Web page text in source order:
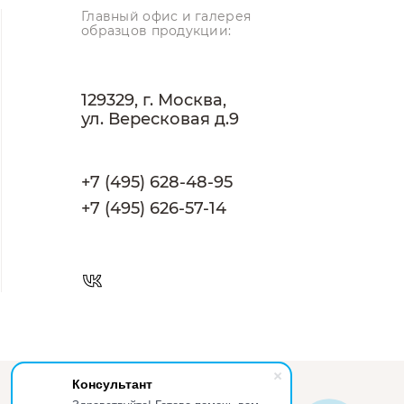
Консультант
пиленую и начинается от 2400 р/
и площадок на частных
укладки различных геометрических
производства. Как и
гранит из блоков низкой
которые остаются после
Главный офис и галерея
образцов продукции:
129329, г. Москва,
ул. Вересковая д.9
+7 (495) 628-48-95
+7 (495) 626-57-14
Разработано в